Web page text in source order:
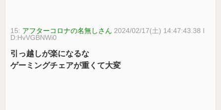
15: アフターコロナの名無しさん 2024/02/17(土) 14:47:43.38 I
D:HvVGBNWi0
引っ越しが楽になるな
ゲーミングチェアが重くて大変